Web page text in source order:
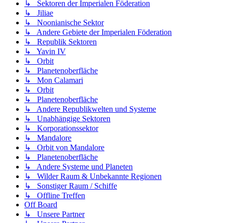
↳ Sektoren der Imperialen Föderation
↳ Jiliae
↳ Noonianische Sektor
↳ Andere Gebiete der Imperialen Föderation
↳ Republik Sektoren
↳ Yavin IV
↳ Orbit
↳ Planetenoberfläche
↳ Mon Calamari
↳ Orbit
↳ Planetenoberfläche
↳ Andere Republikwelten und Systeme
↳ Unabhängige Sektoren
↳ Korporationssektor
↳ Mandalore
↳ Orbit von Mandalore
↳ Planetenoberfläche
↳ Andere Systeme und Planeten
↳ Wilder Raum & Unbekannte Regionen
↳ Sonstiger Raum / Schiffe
↳ Offline Treffen
Off Board
↳ Unsere Partner